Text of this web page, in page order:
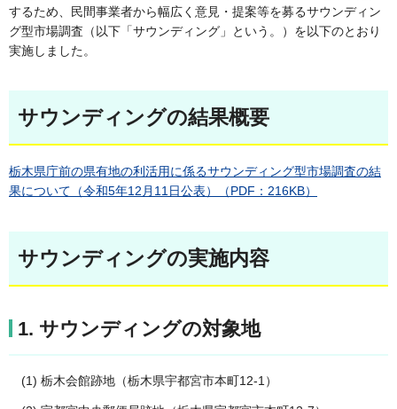
するため、民間事業者から幅広く意見・提案等を募るサウンディン
グ型市場調査（以下「サウンディング」という。）を以下のとおり
実施しました。
サウンディングの結果概要
栃木県庁前の県有地の利活用に係るサウンディング型市場調査の結
果について（令和5年12月11日公表）（PDF：216KB）
サウンディングの実施内容
1. サウンディングの対象地
(1) 栃木会館跡地（栃木県宇都宮市本町12-1）